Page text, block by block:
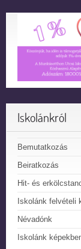
Iskolánkról
Bemutatkozás
Beiratkozás
Hit- és
Iskolánk felvételi
Névadónk
Iskolánk